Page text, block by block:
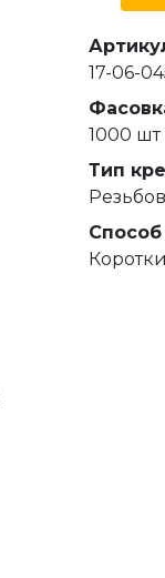
17-06-
1000 шт
Тип